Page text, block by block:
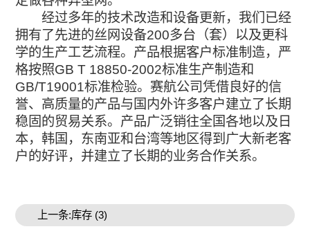
经过多年的技术改造和设备更新，我们已经
拥有了先进的丝网设备200多台（套）以及更科
学的生产工艺流程。产品根据客户标准制造，严
格按照GB T 18850-2002标准生产制造和
GB/T19001标准检验。赛航公司凭借良好的信
誉、高质量的产品与国内外许多客户建立了长期
稳固的贸易关系。产品广泛销往全国各地以及日
本，韩国，东南亚和台湾等地区得到广大新老客
户的好评，并建立了长期的业务合作关系。
上一条:库存 (3)